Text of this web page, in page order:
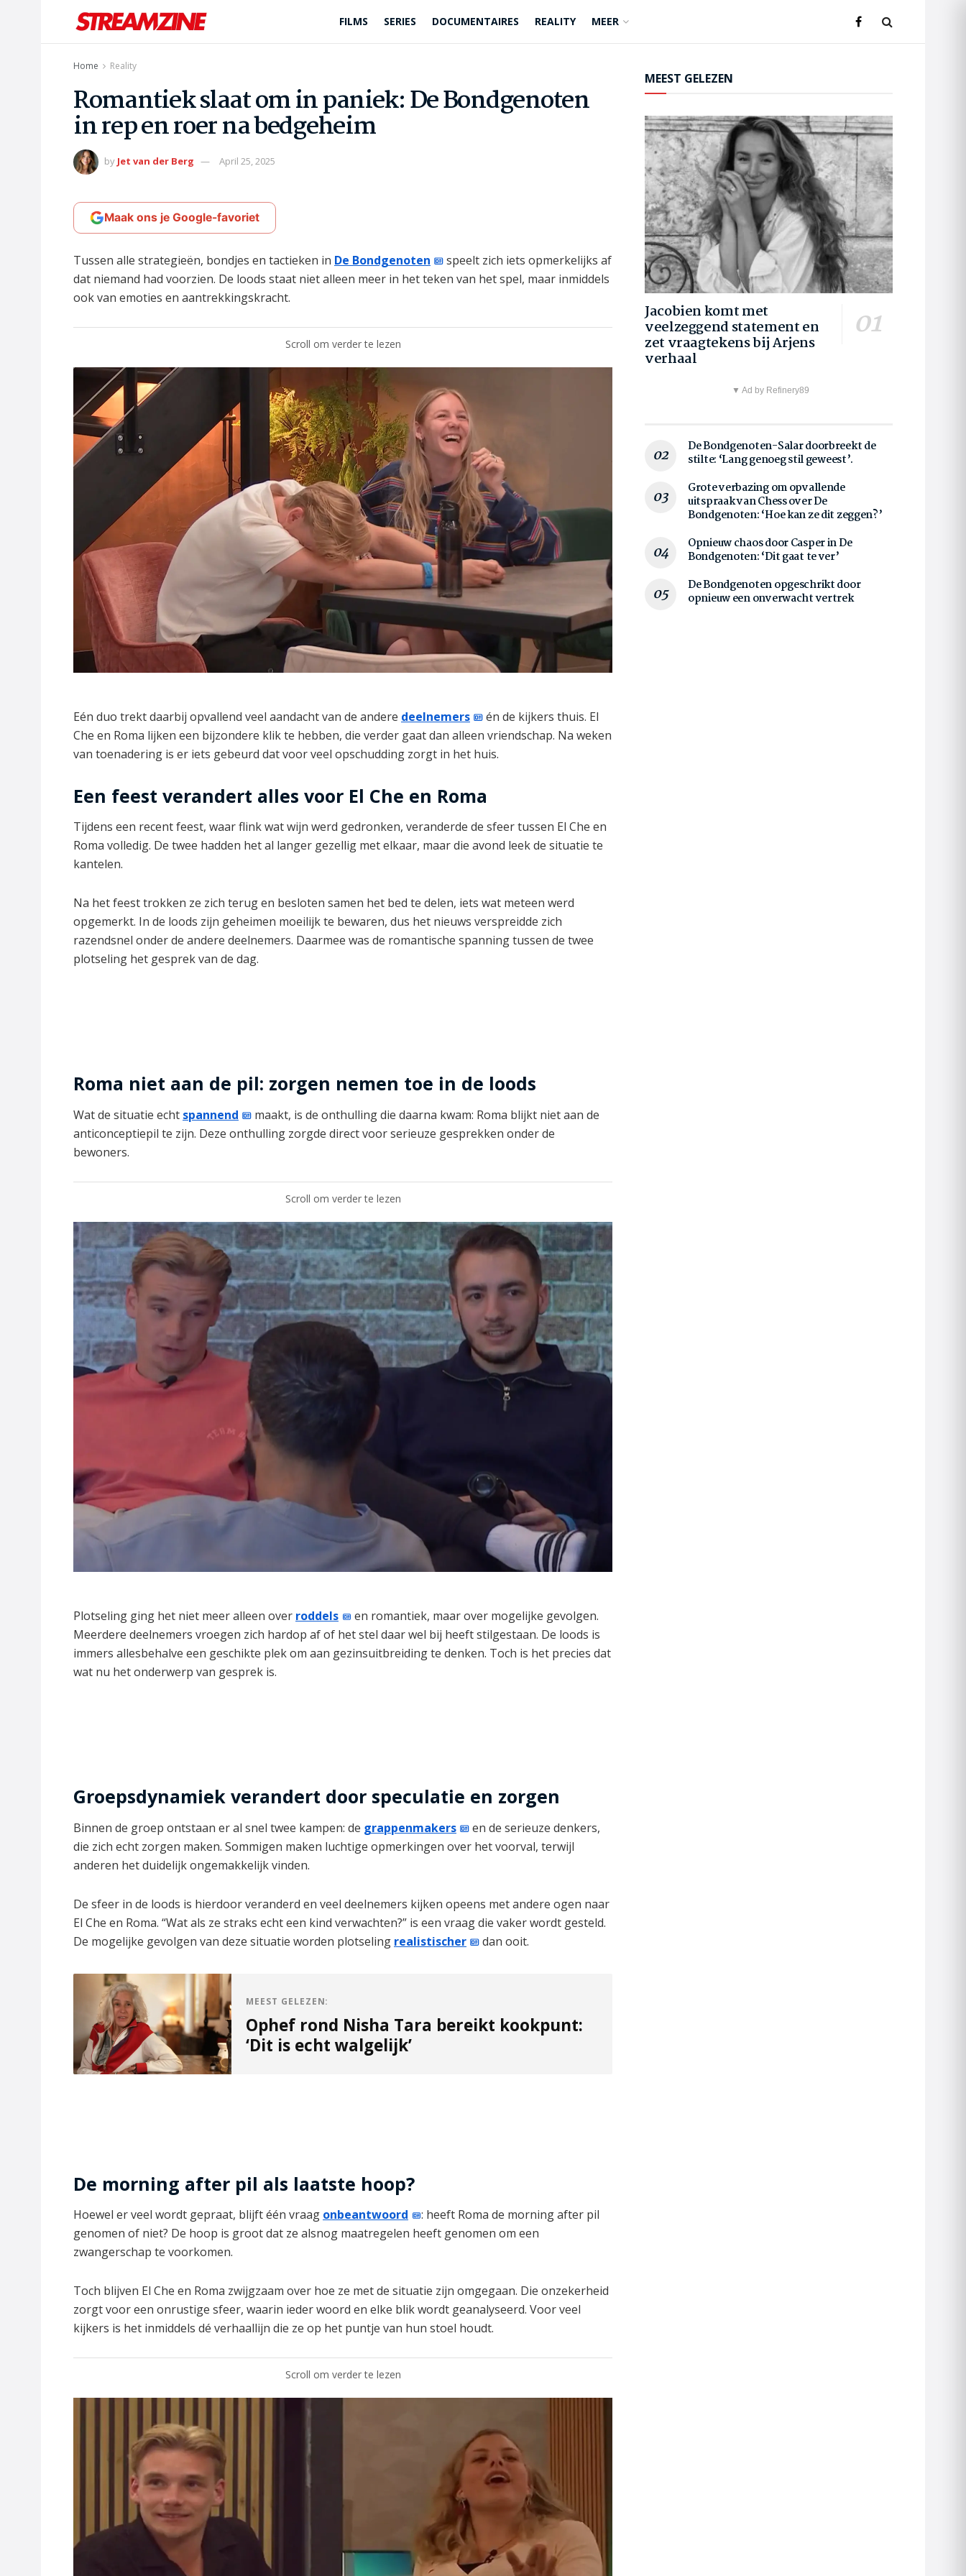
FILMS SERIES DOCUMENTAIRES REALITY MEER
Home Reality
Romantiek slaat om in paniek: De Bondgenoten
in rep en roer na bedgeheim
by Jet van der Berg April 25, 2025
Maak ons je Google-favoriet
Tussen alle strategieën, bondjes en tactieken in De Bondgenoten
speelt zich iets opmerkelijks af
dat niemand had voorzien. De loods staat niet alleen meer in het teken van het spel, maar inmiddels
ook van emoties en aantrekkingskracht.
Scroll om verder te lezen
Eén duo trekt daarbij opvallend veel aandacht van de andere deelnemers
én de kijkers thuis. El
Che en Roma lijken een bijzondere klik te hebben, die verder gaat dan alleen vriendschap. Na weken
van toenadering is er iets gebeurd dat voor veel opschudding zorgt in het huis.
Een feest verandert alles voor El Che en Roma
Tijdens een recent feest, waar flink wat wijn werd gedronken, veranderde de sfeer tussen El Che en
Roma volledig. De twee hadden het al langer gezellig met elkaar, maar die avond leek de situatie te
kantelen.
Na het feest trokken ze zich terug en besloten samen het bed te delen, iets wat meteen werd
opgemerkt. In de loods zijn geheimen moeilijk te bewaren, dus het nieuws verspreidde zich
razendsnel onder de andere deelnemers. Daarmee was de romantische spanning tussen de twee
plotseling het gesprek van de dag.
Roma niet aan de pil: zorgen nemen toe in de loods
Wat de situatie echt spannend
maakt, is de onthulling die daarna kwam: Roma blijkt niet aan de
anticonceptiepil te zijn. Deze onthulling zorgde direct voor serieuze gesprekken onder de
bewoners.
Scroll om verder te lezen
Plotseling ging het niet meer alleen over roddels
en romantiek, maar over mogelijke gevolgen.
Meerdere deelnemers vroegen zich hardop af of het stel daar wel bij heeft stilgestaan. De loods is
immers allesbehalve een geschikte plek om aan gezinsuitbreiding te denken. Toch is het precies dat
wat nu het onderwerp van gesprek is.
Groepsdynamiek verandert door speculatie en zorgen
Binnen de groep ontstaan er al snel twee kampen: de grappenmakers
en de serieuze denkers,
die zich echt zorgen maken. Sommigen maken luchtige opmerkingen over het voorval, terwijl
anderen het duidelijk ongemakkelijk vinden.
De sfeer in de loods is hierdoor veranderd en veel deelnemers kijken opeens met andere ogen naar
El Che en Roma. “Wat als ze straks echt een kind verwachten?” is een vraag die vaker wordt gesteld.
De mogelijke gevolgen van deze situatie worden plotseling realistischer dan ooit.
MEEST GELEZEN:
Ophef rond Nisha Tara bereikt kookpunt:
‘Dit is echt walgelijk’
De morning after pil als laatste hoop?
Hoewel er veel wordt gepraat, blijft één vraag onbeantwoord
: heeft Roma de morning after pil
genomen of niet? De hoop is groot dat ze alsnog maatregelen heeft genomen om een
zwangerschap te voorkomen.
Toch blijven El Che en Roma zwijgzaam over hoe ze met de situatie zijn omgegaan. Die onzekerheid
zorgt voor een onrustige sfeer, waarin ieder woord en elke blik wordt geanalyseerd. Voor veel
kijkers is het inmiddels dé verhaallijn die ze op het puntje van hun stoel houdt.
Scroll om verder te lezen
MEEST GELEZEN
Jacobien komt met
veelzeggend statement en
zet vraagtekens bij Arjens
verhaal
▼ Ad by Refinery89
De Bondgenoten-Salar doorbreekt de
stilte: ‘Lang genoeg stil geweest’.
Grote verbazing om opvallende
uitspraak van Chess over De
Bondgenoten: ‘Hoe kan ze dit zeggen?’
Opnieuw chaos door Casper in De
Bondgenoten: ‘Dit gaat te ver’
De Bondgenoten opgeschrikt door
opnieuw een onverwacht vertrek